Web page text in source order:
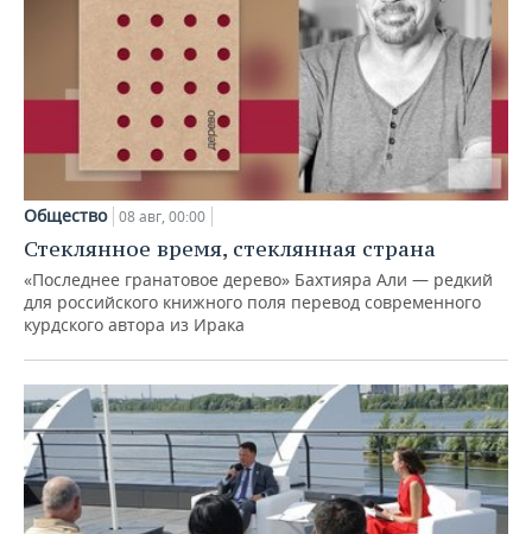
Общество 08 авг, 00:00
Стеклянное время, стеклянная страна
«Последнее гранатовое дерево» Бахтияра Али — редкий
для российского книжного поля перевод современного
курдского автора из Ирака